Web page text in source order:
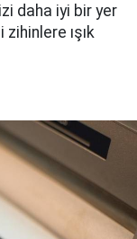
daha iyi bir yer
ışık